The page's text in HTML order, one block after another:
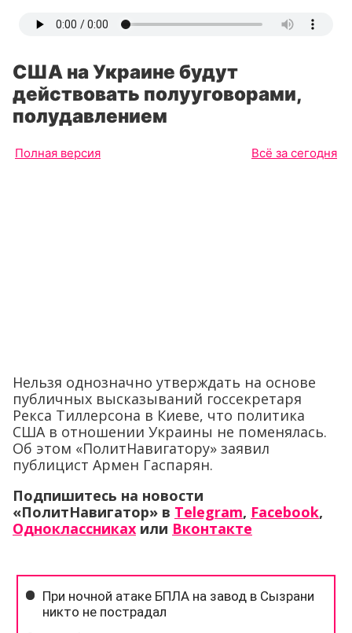
США на Украине будут
действовать полууговорами,
полудавлением
Полная версия Всё за сегодня
Нельзя однозначно утверждать на основе
публичных высказываний госсекретаря
Рекса Тиллерсона в Киеве, что политика
США в отношении Украины не поменялась.
Об этом «ПолитНавигатору» заявил
публицист Армен Гаспарян.
Подпишитесь на новости
«ПолитНавигатор» в Telegram, Facebook,
Одноклассниках или Вконтакте